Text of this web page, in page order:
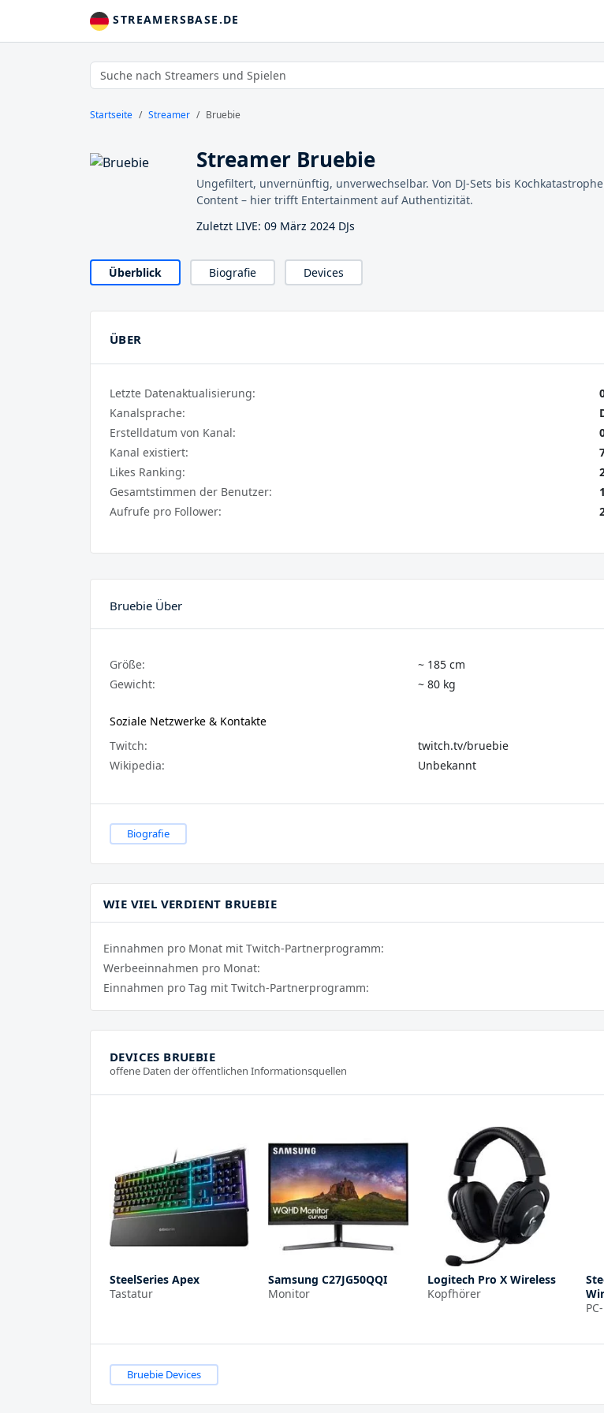
STREAMERSBASE.DE
Startseite Streamer Bruebie
Streamer Bruebie
Ungefiltert, unvernünftig, unverwechselbar. Von DJ-Sets bis
Content – hier trifft Entertainment auf Authentizität.
Zuletzt LIVE: 09 März 2024 DJs
Überblick Biografie Devices
ÜBER
Letzte Datenaktualisierung:
Kanalsprache:
Erstelldatum von Kanal:
Kanal existiert:
Likes Ranking:
Gesamtstimmen der Benutzer:
1
Aufrufe pro Follower:
Bruebie Über
Größe:
~ 185 cm
Gewicht:
~ 80 kg
Soziale Netzwerke & Kontakte
Twitch:
twitch.tv/bruebie
Wikipedia:
Unbekannt
Biografie
WIE VIEL VERDIENT BRUEBIE
Einnahmen pro Monat mit Twitch-Partnerprogramm:
Werbeeinnahmen pro Monat:
Einnahmen pro Tag mit Twitch-Partnerprogramm:
DEVICES BRUEBIE
offene Daten der öffentlichen Informationsquellen
SteelSeries Apex
Tastatur
Samsung C27JG50QQI
Monitor
Logitech Pro X Wireless
Kopfhörer
Bruebie Devices